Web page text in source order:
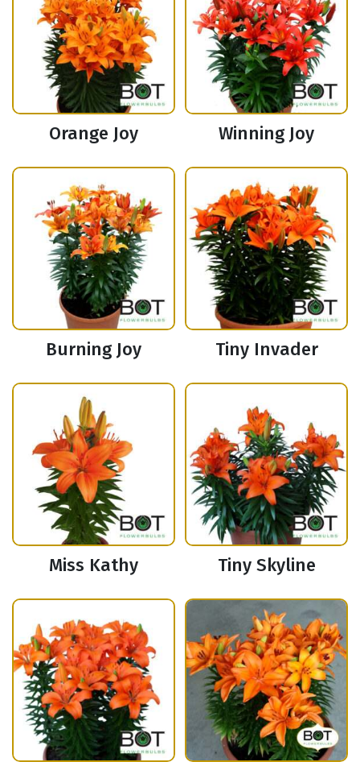
Orange Joy Winning Joy
Burning Joy Tiny Invader
Miss Kathy Tiny Skyline